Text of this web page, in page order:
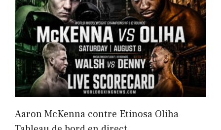
Aaron McKenna contre Etinosa Oliha